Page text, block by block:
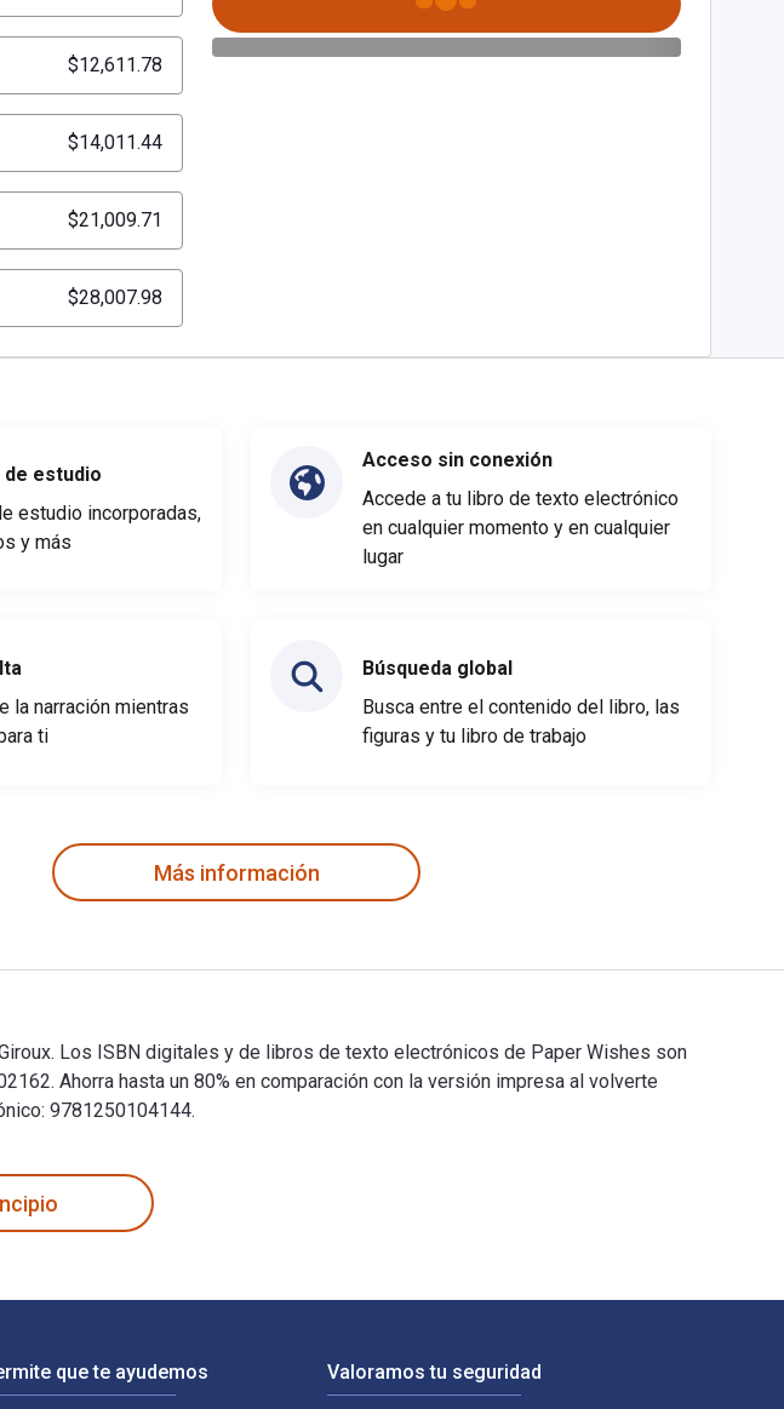
$12,611.78
$14,011.44
$21,009.71
$28,007.98
estudio
estudio incorporadas,
y más
la narración mientras
ti
Acceso sin conexión
Accede a tu libro de texto electrónico
en cualquier momento y en cualquier
lugar
Búsqueda global
Busca entre el contenido del libro, las
figuras y tu libro de trabajo
Más información
Los ISBN digitales y de libros de texto electrónicos de Paper Wishes son
Ahorra hasta un 80% en comparación con la versión impresa al volverte
9781250104144.
que te ayudemos Valoramos tu seguridad